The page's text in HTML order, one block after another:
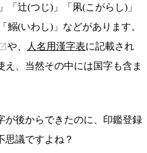
「辻(つじ)」「凩(こがらし)」
鰯(いわし)」などがあります。
や、 人名用漢字表に記載され
、当然その中には国字も含ま
が後からできたのに、印鑑登録
思議ですよね？